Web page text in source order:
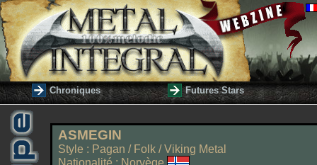
Chroniques Futures Stars
ASMEGIN
Style : Pagan / Folk / Viking Metal